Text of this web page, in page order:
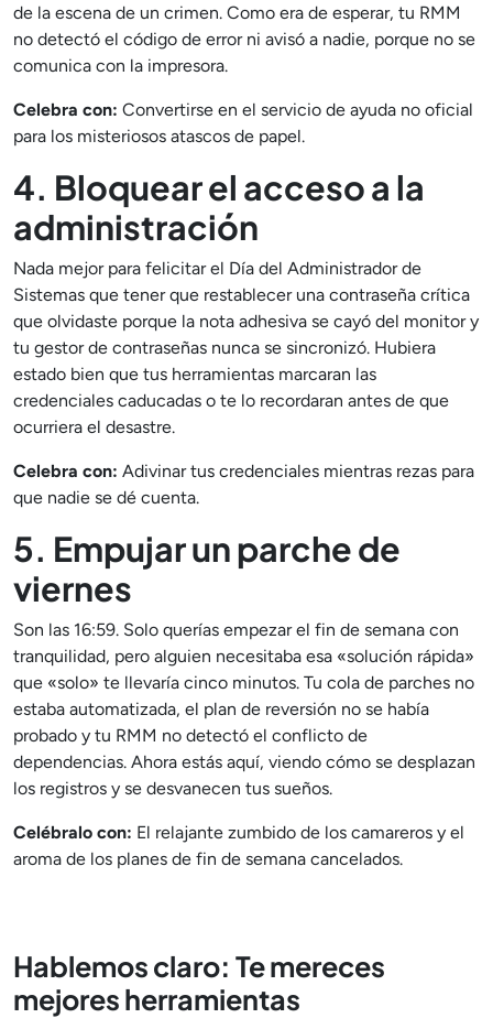
de la escena de un crimen. Como era de esperar, tu RMM
no detectó el código de error ni avisó a nadie, porque no se
comunica con la impresora.
Celebra con: Convertirse en el servicio de ayuda no oficial
para los misteriosos atascos de papel.
4. Bloquear el acceso a la
administración
Nada mejor para felicitar el Día del Administrador de
Sistemas que tener que restablecer una contraseña crítica
que olvidaste porque la nota adhesiva se cayó del monitor y
tu gestor de contraseñas nunca se sincronizó. Hubiera
estado bien que tus herramientas marcaran las
credenciales caducadas o te lo recordaran antes de que
ocurriera el desastre.
Celebra con: Adivinar tus credenciales mientras rezas para
que nadie se dé cuenta.
5. Empujar un parche de
viernes
Son las 16:59. Solo querías empezar el fin de semana con
tranquilidad, pero alguien necesitaba esa «solución rápida»
que «solo» te llevaría cinco minutos. Tu cola de parches no
estaba automatizada, el plan de reversión no se había
probado y tu RMM no detectó el conflicto de
dependencias. Ahora estás aquí, viendo cómo se desplazan
los registros y se desvanecen tus sueños.
Celébralo con: El relajante zumbido de los camareros y el
aroma de los planes de fin de semana cancelados.
Hablemos claro: Te mereces
mejores herramientas